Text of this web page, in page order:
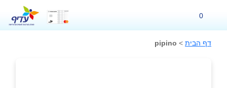
0
דף הבית >
pipino